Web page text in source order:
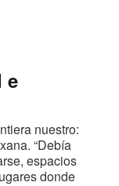
e
nuestro:
“Debía
espacios
donde